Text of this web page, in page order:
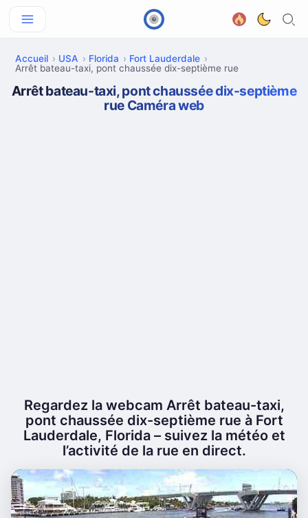
Accueil USA Florida
Fort Lauderdale
Arrêt bateau-taxi, pont chaussée dix-septième rue
Arrêt bateau-taxi, pont chaussée dix-septième
rue Caméra web
Regardez la webcam Arrêt bateau-taxi,
pont chaussée dix-septième rue à Fort
Lauderdale, Florida – suivez la météo et
l’activité de la rue en direct.